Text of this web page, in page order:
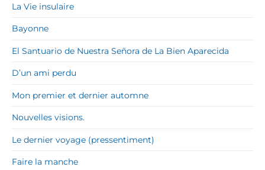
La Vie insulaire
Bayonne
El Santuario de Nuestra Señora de La Bien Aparecida
D’un ami perdu
Mon premier et dernier automne
Nouvelles visions.
Le dernier voyage (pressentiment)
Faire la manche